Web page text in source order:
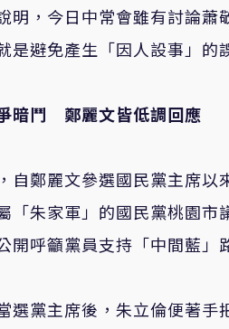
明，今日中常會雖有討論
是避免產生「因人設事」的
暗鬥 鄭麗文皆低調回應
自鄭麗文參選國民黨主席
「朱家軍」的國民黨桃園
開呼籲黨員支持「中間藍」
選黨主席後，朱立倫便著